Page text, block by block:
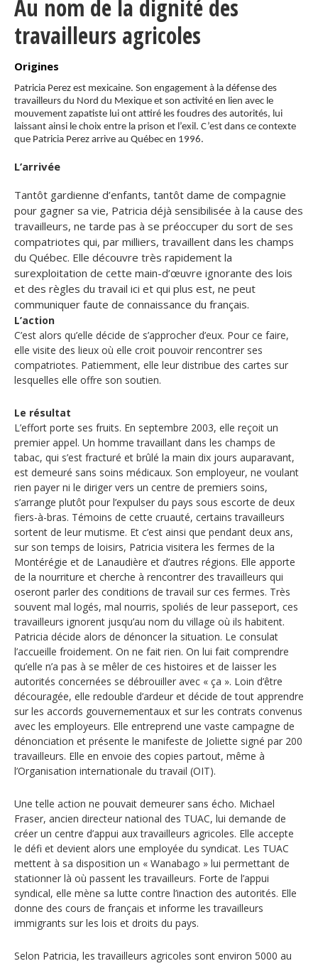
Organismes de la langue française
Organismes de la langue française
Publications
Francophonie internationale
Expressions et jeux de lettres
Vidéos
Revue de presse
Langue du travail
Francisation de l'Administration
Recueil de bonnes pratiques
Secteurs d'activité
Hébergement et restauration
Télécommunications
Aéronautique
Métallurgie
Automobile
Terminologie
Ressources terminologiques
Capsules linguistiques
Jeux et outils terminolinguistiques
Intégration linguistique
Cours de français
Témoignages
Espace militant
Matériel à télécharger
Nos campagnes
Au nom de la dignité des
travailleurs agricoles
Origines
Patricia Perez est mexicaine. Son engagement à la défense des
travailleurs du Nord du Mexique et son activité en lien avec le
mouvement zapatiste lui ont attiré les foudres des autorités, lui
laissant ainsi le choix entre la prison et l’exil. C’est dans ce contexte
que Patricia Perez arrive au Québec en 1996.
L’arrivée
Tantôt gardienne d’enfants, tantôt dame de compagnie
pour gagner sa vie, Patricia déjà sensibilisée à la cause des
travailleurs, ne tarde pas à se préoccuper du sort de ses
compatriotes qui, par milliers, travaillent dans les champs
du Québec. Elle découvre très rapidement la
surexploitation de cette main-d’œuvre ignorante des lois
et des règles du travail ici et qui plus est, ne peut
communiquer faute de connaissance du français.
L’action
C’est alors qu’elle décide de s’approcher d’eux. Pour ce faire,
elle visite des lieux où elle croit pouvoir rencontrer ses
compatriotes. Patiemment, elle leur distribue des cartes sur
lesquelles elle offre son soutien.
Le résultat
L’effort porte ses fruits. En septembre 2003, elle reçoit un
premier appel. Un homme travaillant dans les champs de
tabac, qui s’est fracturé et brûlé la main dix jours auparavant,
est demeuré sans soins médicaux. Son employeur, ne voulant
rien payer ni le diriger vers un centre de premiers soins,
s’arrange plutôt pour l’expulser du pays sous escorte de deux
fiers-à-bras. Témoins de cette cruauté, certains travailleurs
sortent de leur mutisme. Et c’est ainsi que pendant deux ans,
sur son temps de loisirs, Patricia visitera les fermes de la
Montérégie et de Lanaudière et d’autres régions. Elle apporte
de la nourriture et cherche à rencontrer des travailleurs qui
oseront parler des conditions de travail sur ces fermes. Très
souvent mal logés, mal nourris, spoliés de leur passeport, ces
travailleurs ignorent jusqu’au nom du village où ils habitent.
Patricia décide alors de dénoncer la situation. Le consulat
l’accueille froidement. On ne fait rien. On lui fait comprendre
qu’elle n’a pas à se mêler de ces histoires et de laisser les
autorités concernées se débrouiller avec « ça ». Loin d’être
découragée, elle redouble d’ardeur et décide de tout apprendre
sur les accords gouvernementaux et sur les contrats convenus
avec les employeurs. Elle entreprend une vaste campagne de
dénonciation et présente le manifeste de Joliette signé par 200
travailleurs. Elle en envoie des copies partout, même à
l’Organisation internationale du travail (OIT).
Une telle action ne pouvait demeurer sans écho. Michael
Fraser, ancien directeur national des TUAC, lui demande de
créer un centre d’appui aux travailleurs agricoles. Elle accepte
le défi et devient alors une employée du syndicat. Les TUAC
mettent à sa disposition un « Wanabago » lui permettant de
stationner là où passent les travailleurs. Forte de l’appui
syndical, elle mène sa lutte contre l’inaction des autorités. Elle
donne des cours de français et informe les travailleurs
immigrants sur les lois et droits du pays.
Selon Patricia, les travailleurs agricoles sont environ 5000 au